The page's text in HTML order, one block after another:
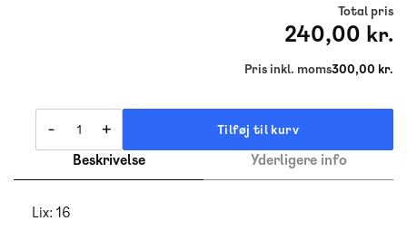
Total pris
240,00 kr.
Pris inkl. moms300,00 kr.
- + Tilføj til kurv
Beskrivelse Yderligere info
Lix: 16